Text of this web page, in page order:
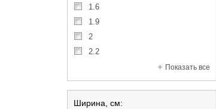
1.6
1.9
2
2.2
Показать все
Ширина, см: